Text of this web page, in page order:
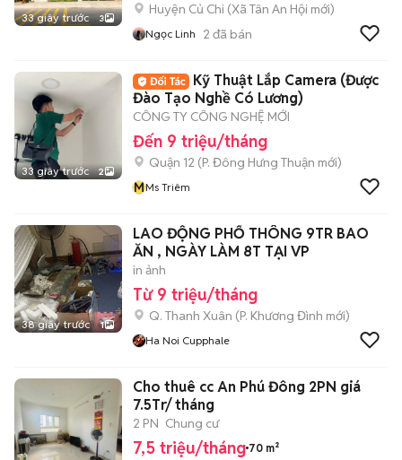
33 giây trước 3
Huyện Củ Chi (Xã Tân An Hội mới)
Ngọc Linh 2 đã bán
33 giây trước 2
Kỹ Thuật Lắp Camera (Được
Đào Tạo Nghề Có Lương)
CÔNG TY CÔNG NGHỆ MỚI
Đến 9 triệu/tháng
Quận 12 (P. Đông Hưng Thuận mới)
MMs Triêm
38 giây trước 1
LAO ĐỘNG PHỔ THÔNG 9TR BAO
ĂN , NGÀY LÀM 8T TẠI VP
in ảnh
Từ 9 triệu/tháng
Q. Thanh Xuân (P. Khương Đình mới)
Ha Noi Cupphale
Cho thuê cc An Phú Đông 2PN giá
7.5Tr/ tháng
2 PN Chung cư
7,5 triệu/tháng 70 m²